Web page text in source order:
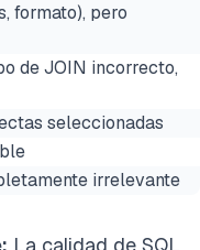
formato), pero
de JOIN incorrecto,
seleccionadas
irrelevante